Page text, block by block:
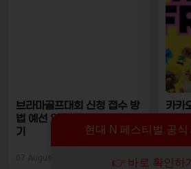
현대 N 페스티벌 공식
👉 바로 확인하기
브라마골프대회 신청 접수 방
법 예선 일정 참가비 알아보
기
카카
법
톤
지
07